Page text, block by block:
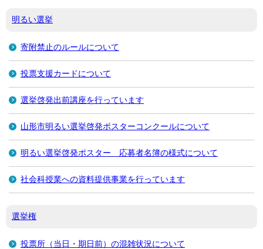
明るい選挙
寄附禁止のルールについて
投票支援カードについて
選挙啓発出前講座を行っています
山形市明るい選挙啓発ポスターコンクールについて
明るい選挙啓発ポスター 応募者名簿の様式について
社会科授業への資料提供事業を行っています
選挙権
投票所（当日・期日前）の混雑状況について